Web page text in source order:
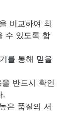
비교하여 최
수 있도록 합
를 통해 믿을
반드시 확인
.
은 품질의 서